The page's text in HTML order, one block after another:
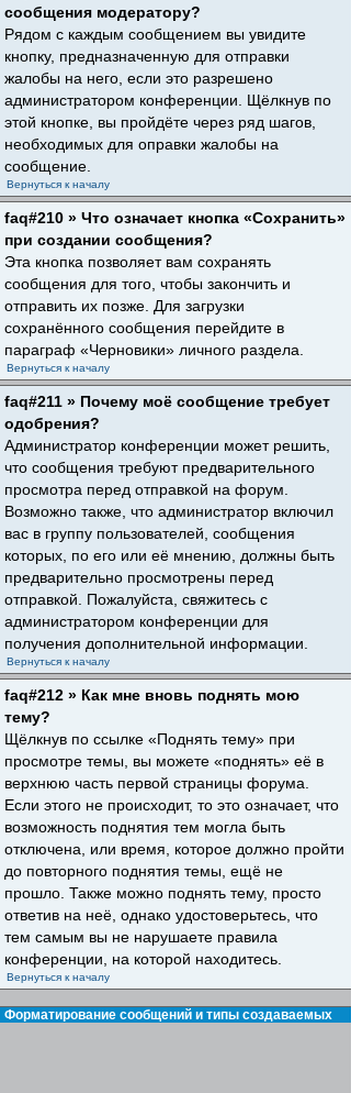
сообщения модератору?
Рядом с каждым сообщением вы увидите
кнопку, предназначенную для отправки
жалобы на него, если это разрешено
администратором конференции. Щёлкнув по
этой кнопке, вы пройдёте через ряд шагов,
необходимых для оправки жалобы на
сообщение.
Вернуться к началу
faq#210 » Что означает кнопка «Сохранить»
при создании сообщения?
Эта кнопка позволяет вам сохранять
сообщения для того, чтобы закончить и
отправить их позже. Для загрузки
сохранённого сообщения перейдите в
параграф «Черновики» личного раздела.
Вернуться к началу
faq#211 » Почему моё сообщение требует
одобрения?
Администратор конференции может решить,
что сообщения требуют предварительного
просмотра перед отправкой на форум.
Возможно также, что администратор включил
вас в группу пользователей, сообщения
которых, по его или её мнению, должны быть
предварительно просмотрены перед
отправкой. Пожалуйста, свяжитесь с
администратором конференции для
получения дополнительной информации.
Вернуться к началу
faq#212 » Как мне вновь поднять мою
тему?
Щёлкнув по ссылке «Поднять тему» при
просмотре темы, вы можете «поднять» её в
верхнюю часть первой страницы форума.
Если этого не происходит, то это означает, что
возможность поднятия тем могла быть
отключена, или время, которое должно пройти
до повторного поднятия темы, ещё не
прошло. Также можно поднять тему, просто
ответив на неё, однако удостоверьтесь, что
тем самым вы не нарушаете правила
конференции, на которой находитесь.
Вернуться к началу
Форматирование сообщений и типы создаваемых